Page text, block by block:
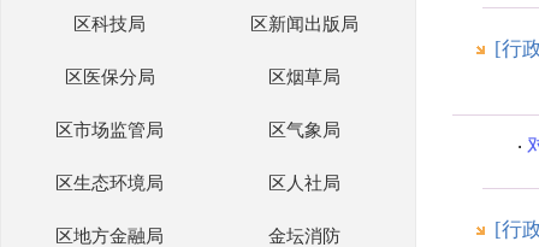
区科技局 区新闻出版局
区医保分局 区烟草局
区市场监管局 区气象局
区生态环境局 区人社局
区地方金融局 金坛消防
[行
[行